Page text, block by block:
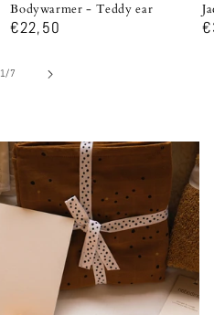
Bodywarmer - Teddy ear
Normale
€22,50
1/
van7